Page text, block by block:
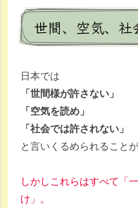
世間、空気、社
日本では
「世間様が許さない」
「空気を読め」
「社会では許されない」
と言いくるめられること
しかしこれらはすべて「
け」。